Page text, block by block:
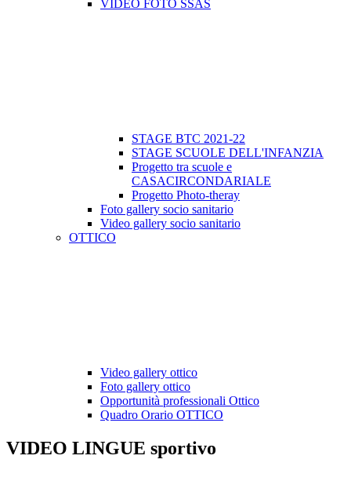
VIDEO FOTO SSAS
STAGE BTC 2021-22
STAGE SCUOLE DELL'INFANZIA
Progetto tra scuole e
CASACIRCONDARIALE
Progetto Photo-theray
Foto gallery socio sanitario
Video gallery socio sanitario
OTTICO
Video gallery ottico
Foto gallery ottico
Opportunità professionali Ottico
Quadro Orario OTTICO
VIDEO LINGUE sportivo